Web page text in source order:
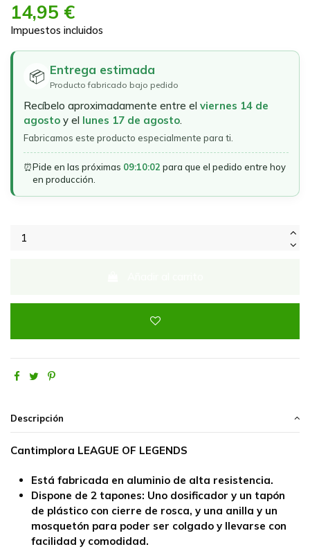
14,95 €
Impuestos incluidos
📦 Entrega estimada
Producto fabricado bajo pedido
Recíbelo aproximadamente entre el viernes 14 de
agosto y el lunes 17 de agosto.
Fabricamos este producto especialmente para ti.
⏰Pide en las próximas 09:10:02 para que el pedido entre hoy
en producción.
Descripción
Cantimplora LEAGUE OF LEGENDS
Está fabricada en aluminio de alta resistencia.
Dispone de 2 tapones: Uno dosificador y un tapón
de plástico con cierre de rosca, y una anilla y un
mosquetón para poder ser colgado y llevarse con
facilidad y comodidad.